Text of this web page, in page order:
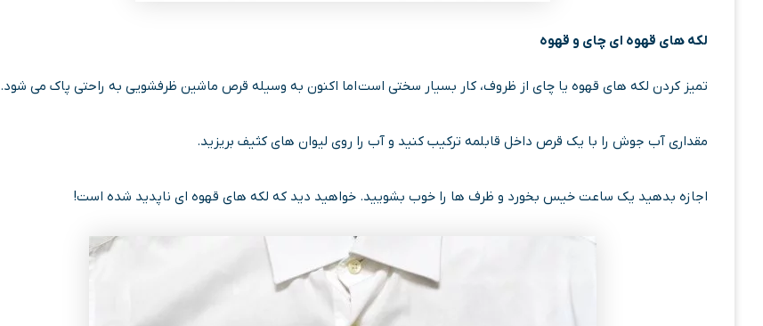
لکه های قهوه ای چای و قهوه
تمیز کردن لکه های قهوه یا چای از ظروف، کار بسیار سختی است اما اکنون به وسیله قرص ماشین ظرفشویی به راحتی پاک می شود.
مقداری آب جوش را با یک قرص داخل قابلمه ترکیب کنید و آب را روی لیوان های کثیف بریزید.
اجازه بدهید یک ساعت خیس بخورد و ظرف ها را خوب بشویید. خواهید دید که لکه های قهوه ای ناپدید شده است!